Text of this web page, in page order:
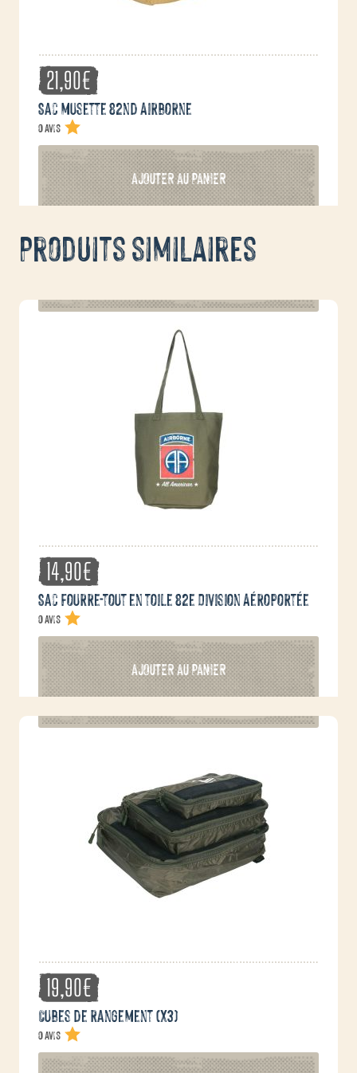
21,90€
Sac musette 82nd Airborne
0 avis
AJOUTER AU PANIER
Produits similaires
14,90€
Sac fourre-tout en toile 82e Division Aéroportée
0 avis
AJOUTER AU PANIER
19,90€
Cubes de rangement (x3)
0 avis